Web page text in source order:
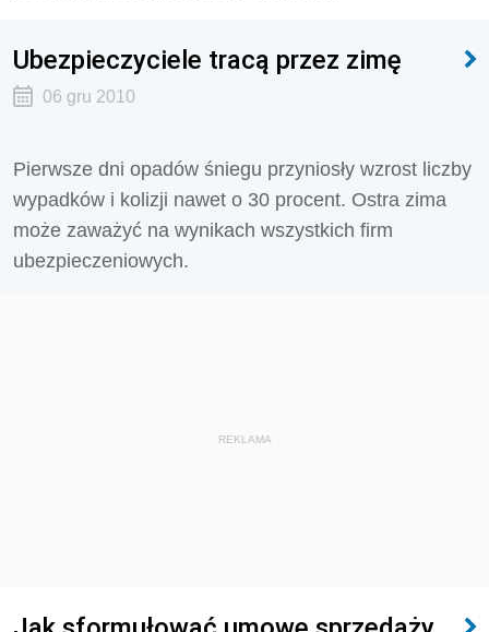
Ubezpieczyciele tracą przez zimę
06 gru 2010
Pierwsze dni opadów śniegu przyniosły wzrost liczby
wypadków i kolizji nawet o 30 procent. Ostra zima
może zaważyć na wynikach wszystkich firm
ubezpieczeniowych.
REKLAMA